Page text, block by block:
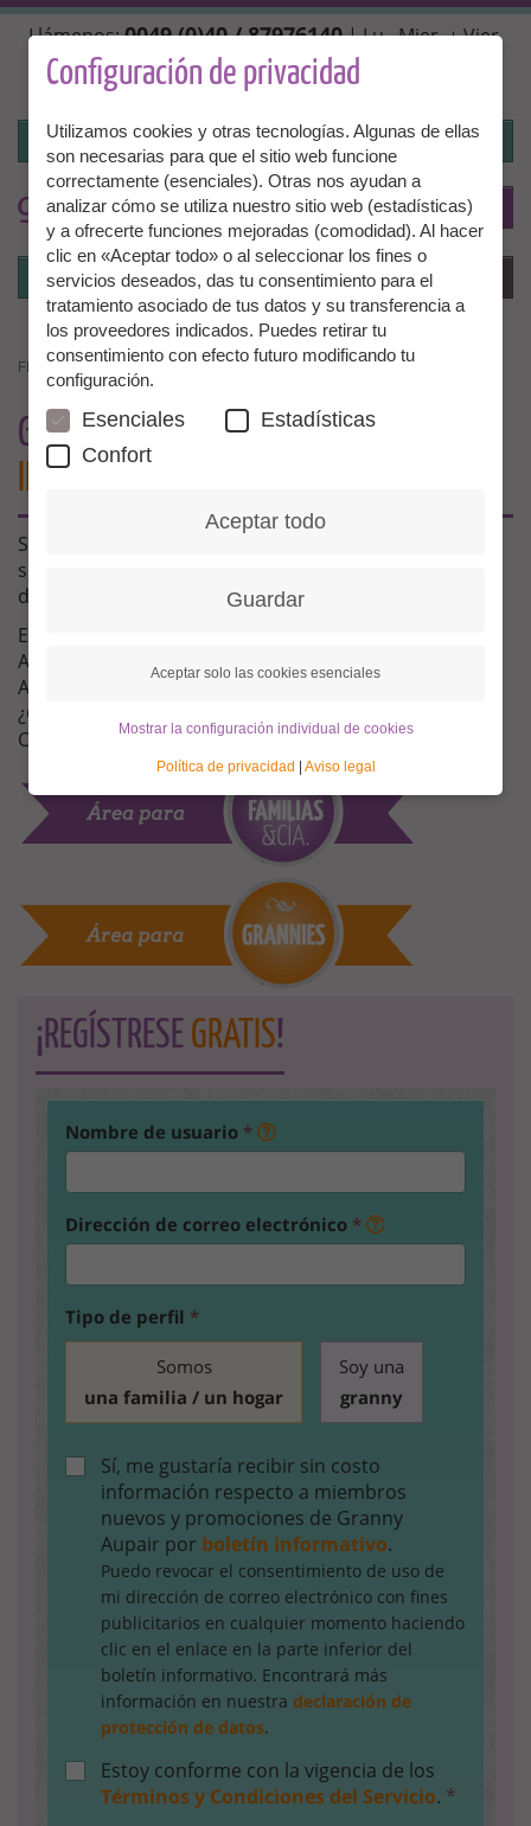
Pasar
contenido
principal
Llámenos:0049 (0)40 / 87976140| Lu., Mier. + Vier.
10:00 - 14:00 hrs, Mar. + Juev. 14:00 - 18:00 hrs |
info@granny-aupair.com
Iniciar la sesión
ES
Iniciar la sesión Menú
FRAUENTAG STUHR
GRANNY AUPAIR EN ELDÍA
INTERNACIONAL DE LA MUJER
Stuhr, localidad situada al sur de Bremen, dedica una
semana entera a la celebración del Día Internacional
de la Mujer el 8 de marzo.
El 7 de marzo Michaela Hansen estará en el
Ayuntamiento de Stuhr para informar sobre Granny
Aupair. ¿Quién puede ser granny? ¿Cómo funciona?
¿Cómo han sido las experiencias de otras mujeres?
Comienzo: a las 18:00.
¡REGÍSTRESE GRATIS!
Nombre de usuario *
Dirección de correo electrónico *
Tipo de perfil *
Somos
una familia / un hogar
Soy una
granny
Sí, me gustaría recibir sin costo
información respecto a miembros
nuevos y promociones de Granny
Aupair por boletín informativo.
Puedo revocar el consentimiento de uso de
mi dirección de correo electrónico con fines
publicitarios en cualquier momento haciendo
clic en el enlace en la parte inferior del
boletín informativo. Encontrará más
información en nuestra declaración de
protección de datos.
Estoy conforme con la vigencia de los
Términos y Condiciones del Servicio. *
Configuración de privacidad
Utilizamos cookies y otras tecnologías. Algunas de ellas
son necesarias para que el sitio web funcione
correctamente (esenciales). Otras nos ayudan a
analizar cómo se utiliza nuestro sitio web (estadísticas)
y a ofrecerte funciones mejoradas (comodidad). Al hacer
clic en «Aceptar todo» o al seleccionar los fines o
servicios deseados, das tu consentimiento para el
tratamiento asociado de tus datos y su transferencia a
los proveedores indicados. Puedes retirar tu
consentimiento con efecto futuro modificando tu
configuración.
Esenciales
Estadísticas
Confort
Aceptar todo
Guardar
Aceptar solo las cookies esenciales
Mostrar la configuración individual de cookies
Política de privacidad Aviso legal